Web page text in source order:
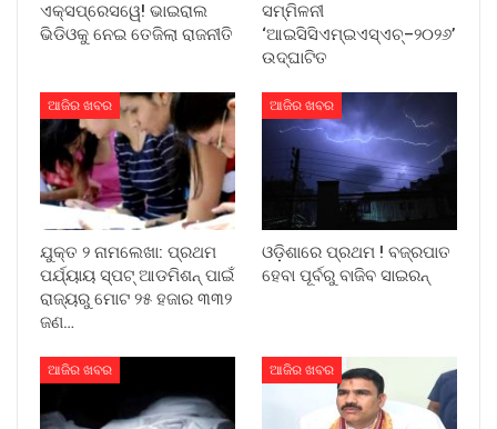
ଏକ୍ସପ୍ରେସୱେ! ଭାଇରାଲ
ଭିଡିଓକୁ ନେଇ ତେଜିଲା ରାଜନୀତି
ସମ୍ମିଳନୀ
‘ଆଇସିସିଏମ୍‌ଇଏସ୍‌ଏଚ୍‌–୨୦୨୬’
ଉଦ୍‌ଘାଟିତ
ଆଜିର ଖବର
ଯୁକ୍ତ ୨ ନାମଲେଖା: ପ୍ରଥମ
ପର୍ଯ୍ୟାୟ ସ୍ପଟ୍ ଆଡମିଶନ୍ ପାଇଁ
ରାଜ୍ୟରୁ ମୋଟ ୨୫ ହଜାର ୩୩୨
ଜଣ…
ଆଜିର ଖବର
ଓଡ଼ିଶାରେ ପ୍ରଥମ ! ବଜ୍ରପାତ
ହେବା ପୂର୍ବରୁ ବାଜିବ ସାଇରନ୍
ଆଜିର ଖବର ଆଜିର ଖବର